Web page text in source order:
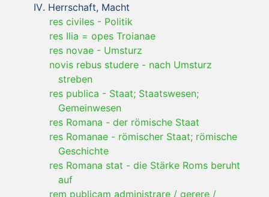
Herrschaft, Macht
res civiles - Politik
res Ilia = opes Troianae
res novae - Umsturz
novis rebus studere - nach Umsturz
streben
res publica - Staat; Staatswesen;
Gemeinwesen
res Romana - der römische Staat
res Romanae - römischer Staat; römische
Geschichte
res Romana stat - die Stärke Roms beruht
auf
rem publicam administrare / gerere /